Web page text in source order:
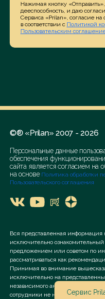
Нажимая кнопку
дееспособность, и даю
Сервиса «Prilan», согласие
в соответствии с Политикой
Пользовательским
©® «Prilan» 2007 - 2026
Персональные данные
обеспечения
сайта является согласием на
на основе Политика обработки
Пользовательского соглашения
Вся представленная информация
исключительно ознакомительный
предложением или советом по
рассматриваться как
Принимая во внимание
исключительно на
независимого анализа. Сервис
сотрудники не несутСервис